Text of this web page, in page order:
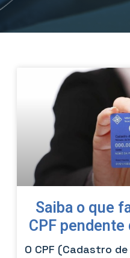
Saiba o que
CPF
O CPF (Cadastro